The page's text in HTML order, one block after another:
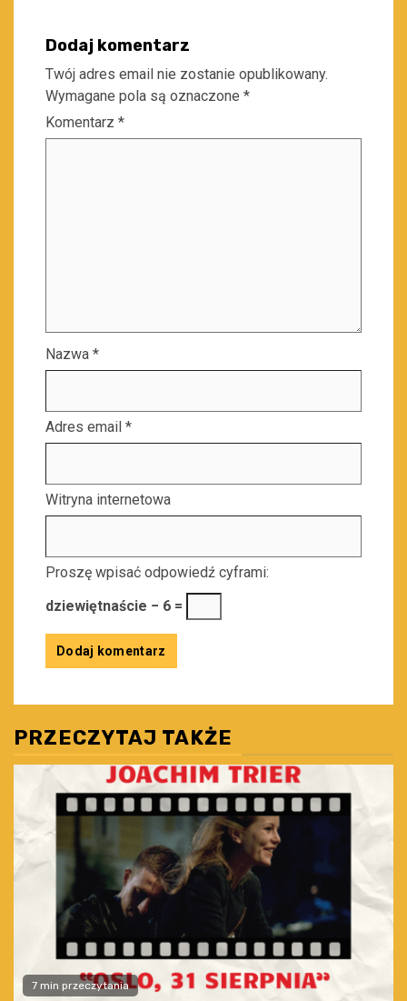
Dodaj komentarz
Twój adres email nie zostanie opublikowany.
Wymagane pola są oznaczone *
Komentarz *
Nazwa *
Adres email *
Witryna internetowa
Proszę wpisać odpowiedź cyframi:
dziewiętnaście − 6 =
PRZECZYTAJ TAKŻE
7 min przeczytania